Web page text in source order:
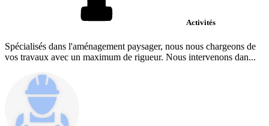
Activités
Spécialisés dans l'aménagement paysager, nous nous chargeons de
vos travaux avec un maximum de rigueur. Nous intervenons dan...